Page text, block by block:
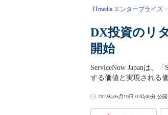
ITmedia エンタープライズ
DX投資のリ
開始
ServiceNow Japanは、
する価値と実現される
2022年05月10日 07時00分 公開